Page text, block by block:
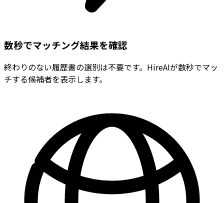
数秒でマッチング結果を確認
終わりのない履歴書の選別は不要です。HireAIが数秒でマッ
チする候補者を表示します。